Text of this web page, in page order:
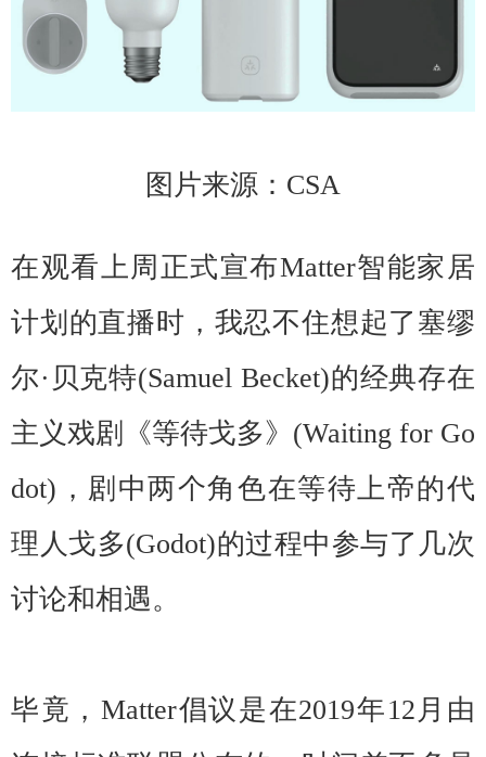
图片来源：CSA
在观看上周正式宣布Matter智能家居
计划的直播时，我忍不住想起了塞缪
尔·贝克特(Samuel Becket)的经典存在
主义戏剧《等待戈多》(Waiting for Go
dot)，剧中两个角色在等待上帝的代
理人戈多(Godot)的过程中参与了几次
讨论和相遇。
毕竟，Matter倡议是在2019年12月由